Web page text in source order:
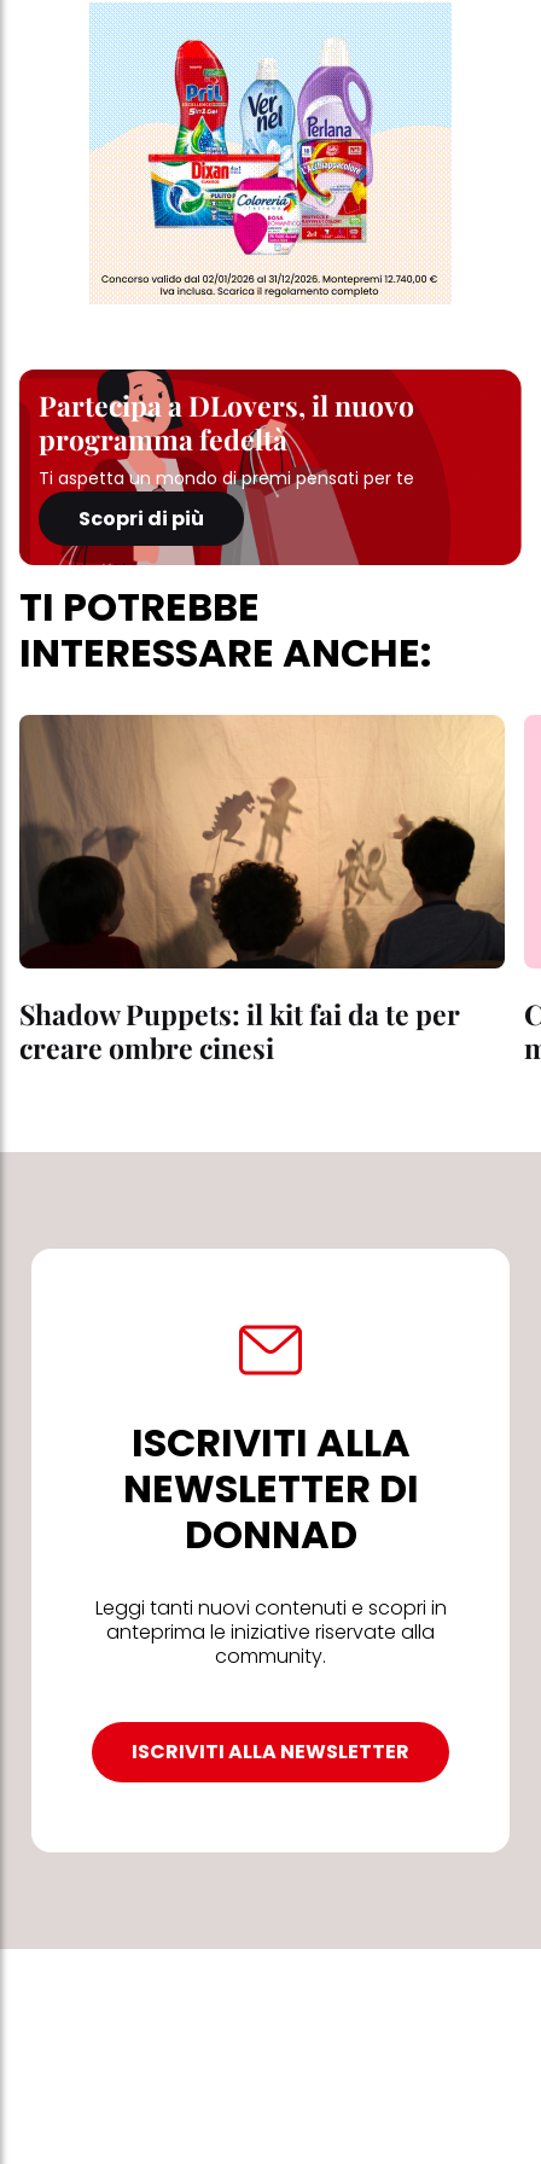
Partecipa a DLovers, il nuovo
programma fedeltà
Ti aspetta un mondo di premi pensati per te
Scopri di più
TI POTREBBE
INTERESSARE ANCHE:
Shadow Puppets: il kit fai da te per
creare ombre cinesi
ISCRIVITI ALLA
NEWSLETTER DI
DONNAD
Leggi tanti nuovi contenuti e scopri in
anteprima le iniziative riservate alla
community.
ISCRIVITI ALLA NEWSLETTER